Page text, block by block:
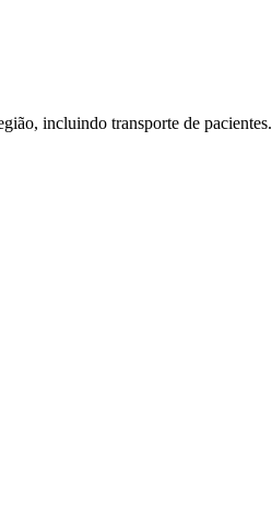
incluindo transporte de pacientes.